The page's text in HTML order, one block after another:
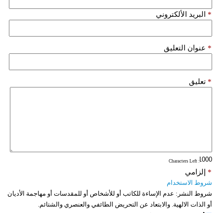
البريد الألكتروني *
عنوان التعليق *
تعليق *
: Characters Left
إلزامي *
شروط الاستخدام
شروط النشر: عدم الإساءة للكاتب أو للأشخاص أو للمقدسات أو مهاجمة الأديان
أو الذات الالهية. والابتعاد عن التحريض الطائفي والعنصري والشتائم.